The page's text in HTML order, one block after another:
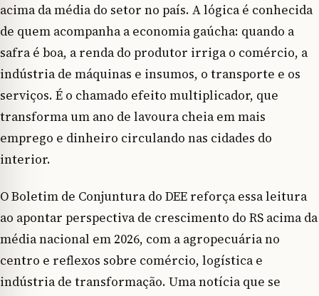
acima da média do setor no país. A lógica é conhecida
de quem acompanha a economia gaúcha: quando a
safra é boa, a renda do produtor irriga o comércio, a
indústria de máquinas e insumos, o transporte e os
serviços. É o chamado efeito multiplicador, que
transforma um ano de lavoura cheia em mais
emprego e dinheiro circulando nas cidades do
interior.
O Boletim de Conjuntura do DEE reforça essa leitura
ao apontar perspectiva de crescimento do RS acima da
média nacional em 2026, com a agropecuária no
centro e reflexos sobre comércio, logística e
indústria de transformação. Uma notícia que se